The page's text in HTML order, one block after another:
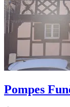
Pompes